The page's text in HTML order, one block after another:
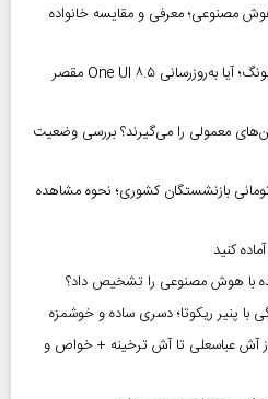
مصنوعی؛ معرفی و مقایسه خانواده
بحران باتری در گوشی‌های سامسونگ؛ آیا به‌روزرسانی One UI ۸.۵ مقصر
معمولی را می‌گیرند؟ بررسی وضعیت
ضروری ۷۵ میلیون تومانی بازنشستگان کشوری؛ نحوه مشاهده
با هوش مصنوعی را تشخیص داد؟
پنیر ریکوتا؛ دسری ساده و خوشمزه
آش عباسعلی تا آش ترخینه + خواص و